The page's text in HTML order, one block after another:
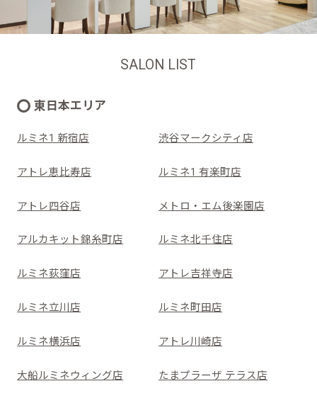
SALON LIST
東日本エリア
ルミネ1 新宿店 渋谷マークシティ店
アトレ恵比寿店 ルミネ1 有楽町店
アトレ四谷店 メトロ・エム後楽園店
アルカキット錦糸町店 ルミネ北千住店
ルミネ荻窪店 アトレ吉祥寺店
ルミネ立川店 ルミネ町田店
ルミネ横浜店 アトレ川崎店
大船ルミネウィング店 たまプラーザ テラス店